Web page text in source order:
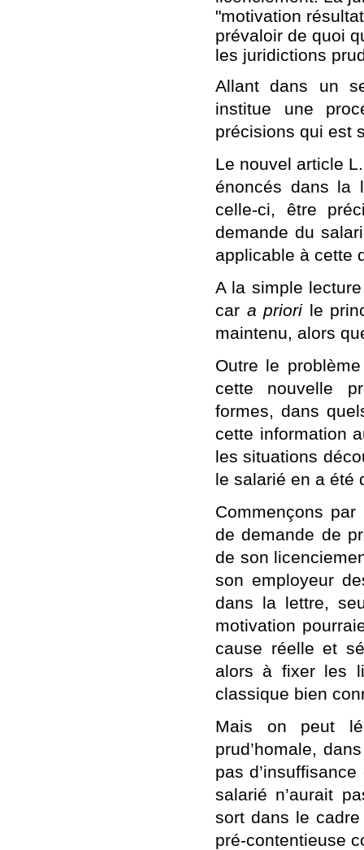
"motivation
prévaloir de quoi
les juridictions
Allant dans un
institue une
précisions qui est
Le nouvel article
énoncés dans la
celle-ci, être
demande du
applicable à cette
A la simple
car a priori le
maintenu, alors
Outre le
cette nouvelle
formes, dans
cette information
les situations
le salarié en a été
Commençons par
de demande de
de son
son employeur
dans la lettre,
motivation
cause réelle et
alors à fixer les
classique bien
Mais on peut
prud’homale,
pas
salarié n’aurait
sort dans le
pré-contentieuse